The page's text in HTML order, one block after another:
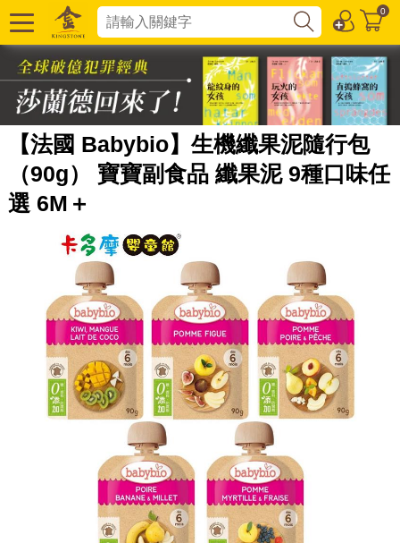
0
【法國 Babybio】生機纖果泥隨行包
（90g） 寶寶副食品 纖果泥 9種口味任
選 6M＋